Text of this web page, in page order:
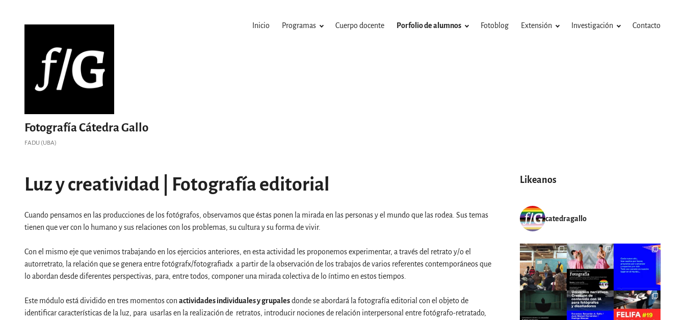
Fotografía Cátedra Gallo
FADU (UBA)
Inicio Programas Cuerpo docente Porfolio de alumnos Fotoblog Extensión Investigación Contacto
Luz y creatividad | Fotografía editorial
Cuando pensamos en las producciones de los fotógrafos, observamos que éstas ponen la mirada en las personas y el mundo que las rodea. Sus temas
tienen que ver con lo humano y sus relaciones con los problemas, su cultura y su forma de vivir.
Con el mismo eje que venimos trabajando en los ejercicios anteriores, en esta actividad les proponemos experimentar, a través del retrato y/o el
autorretrato, la relación que se genera entre fotógrafx/fotografiadx a partir de la observación de los trabajos de varios referentes contemporáneos que
lo abordan desde diferentes perspectivas, para, entre todos, componer una mirada colectiva de lo íntimo en estos tiempos.
Este módulo está dividido en tres momentos con actividades individuales y grupalesdonde se abordará la fotografía editorial con el objeto de
identificar características de la luz, para usarlas en la realización de retratos, introducir nociones de relación interpersonal entre fotógrafo-retratado,
Likeanos
catedragallo